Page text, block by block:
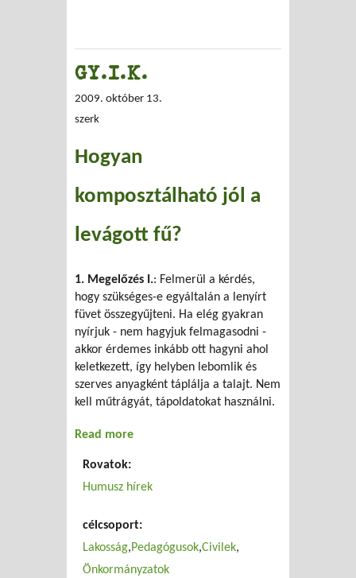
GY.I.K.
2009. október 13.
szerk
Hogyan
komposztálható jól a
levágott fű?
1. Megelőzés I.: Felmerül a kérdés,
hogy szükséges-e egyáltalán a lenyírt
füvet összegyűjteni. Ha elég gyakran
nyírjuk - nem hagyjuk felmagasodni -
akkor érdemes inkább ott hagyni ahol
keletkezett, így helyben lebomlik és
szerves anyagként táplálja a talajt. Nem
kell műtrágyát, tápoldatokat használni.
Read more
Rovatok:
Humusz hírek
célcsoport:
Lakosság Pedagógusok Civilek
Önkormányzatok